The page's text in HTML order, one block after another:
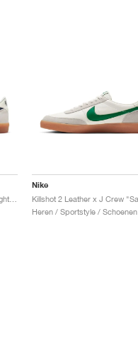
Killshot 2 Leather "Sail & Midnight Navy"
Nike
Heren / Sportstyle / Schoenen